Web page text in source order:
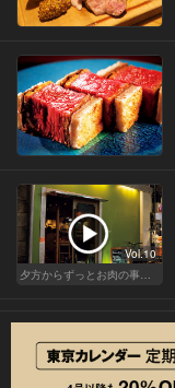
Vol.10
夕方からずっとお肉の事を考えてる貴方へ